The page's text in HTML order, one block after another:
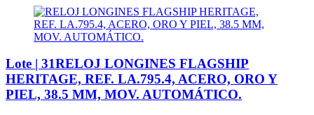
Lote | 31RELOJ LONGINES FLAGSHIP
HERITAGE, REF. LA.795.4, ACERO, ORO Y
PIEL, 38.5 MM, MOV. AUTOMÁTICO.